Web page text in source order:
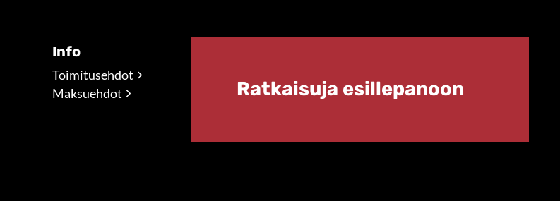
Info
Toimitusehdot
Maksuehdot
Ratkaisuja esillepanoon